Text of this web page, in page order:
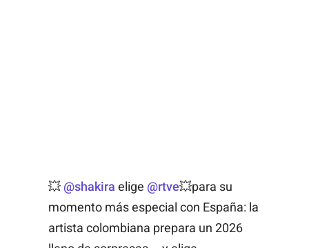
💥 @shakira elige @rtve💥para su
momento más especial con España: la
artista colombiana prepara un 2026